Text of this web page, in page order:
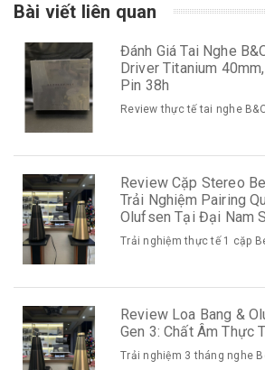
Bài viết liên quan
Đánh Giá Tai Nghe
Driver Titanium
Pin 38h
Review thực tế tai nghe
Review Cặp Stereo
Trải Nghiệm Pairing
Olufsen Tại Đại Nam
Trải nghiệm thực tế 1 cặp
Review Loa Bang &
Gen 3: Chất Âm Thực
Trải nghiệm 3 tháng nghe